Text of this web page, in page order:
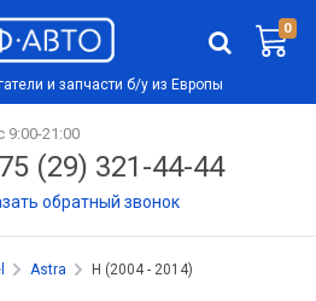
0
и запчасти б/у из Европы
9:00-21:00
(29) 321-44-44
обратный звонок
Astra H (2004 - 2014)